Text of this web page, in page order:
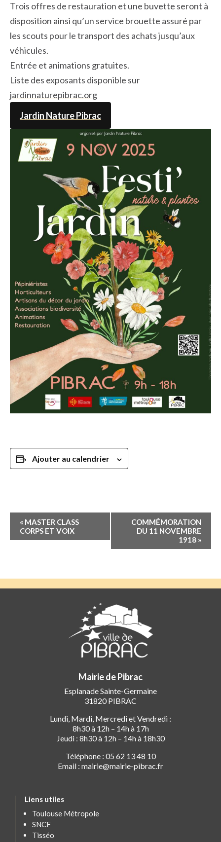
Trois offres de restauration et une buvette seront à
disposition ainsi qu’un service brouette assuré par
les scouts pour le transport des achats jusqu’aux
véhicules.
Entrée et animations gratuites.
Liste des exposants disponible sur
jardinnaturepibrac.org
Jardin Nature Pibrac
Ajouter au calendrier
Navigation
Évènement
« MASTER CLASS
CORPS ET VOIX
COMMÉMORATION
DU 11 NOVEMBRE
1918 »
Mairie de Pibrac
Esplanade Sainte-Germaine
31820 PIBRAC
Lundi, Mardi, Mercredi et Vendredi :
8h30 à 12h – 14h à 17h
Jeudi : 8h30 à 12h – 14h à 18h30
Téléphone : 05 62 13 48 10
Email : mairie@mairie-pibrac.fr
Liens utiles
Toulouse Métropole
SNCF
Tisséo